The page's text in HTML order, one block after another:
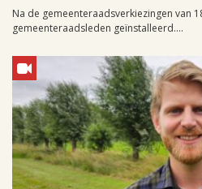
Na de gemeenteraadsverkiezingen van
gemeenteraadsleden geïnstalleerd....